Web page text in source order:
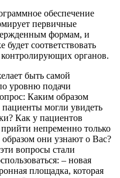
обеспечение
первичные
формам, и
соответствовать
органов.
быть самой
уровню подачи
Каким образом
пациенты могли увидеть
Как у пациентов
непременно только
они узнают о Вас?
вопросы стали
– новая
площадка, которая